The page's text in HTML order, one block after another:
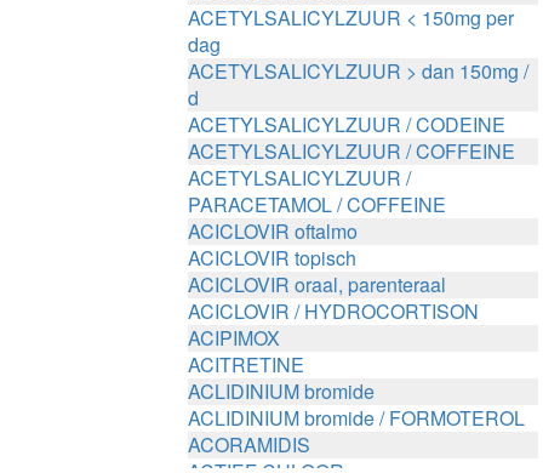
ACETYLSALICYLZUUR < 150mg per
dag
ACETYLSALICYLZUUR > dan 150mg /
d
ACETYLSALICYLZUUR / CODEINE
ACETYLSALICYLZUUR / COFFEINE
ACETYLSALICYLZUUR /
PARACETAMOL / COFFEINE
ACICLOVIR oftalmo
ACICLOVIR topisch
ACICLOVIR oraal, parenteraal
ACICLOVIR / HYDROCORTISON
ACIPIMOX
ACITRETINE
ACLIDINIUM bromide
ACLIDINIUM bromide / FORMOTEROL
ACORAMIDIS